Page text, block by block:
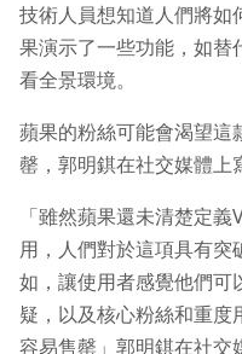
技術人員想知道人們將
果演示了一些功能，如
看全景環境。
蘋果的粉絲可能會渴望這
罄，郭明錤在社交媒體上
「雖然蘋果還未清楚定
用，人們對於這項具有
如，讓使用者感覺他們可
疑，以及核心粉絲和重
容易售罄」郭明錤在社交